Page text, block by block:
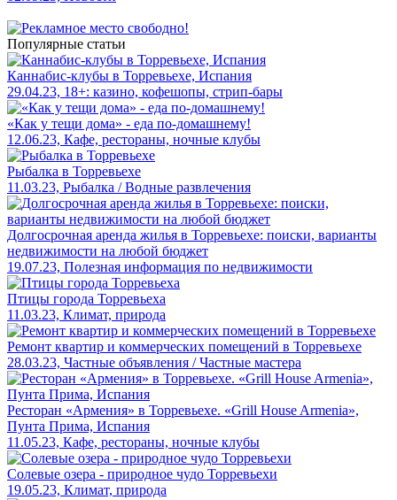
Популярные статьи
Каннабис-клубы в Торревьехе, Испания
29.04.23, 18+: казино, кофешопы, стрип-бары
«Как у тещи дома» - еда по-домашнему!
12.06.23, Кафе, рестораны, ночные клубы
Рыбалка в Торревьехе
11.03.23, Рыбалка / Водные развлечения
Долгосрочная аренда жилья в Торревьехе: поиски, варианты
недвижимости на любой бюджет
19.07.23, Полезная информация по недвижимости
Птицы города Торревьеха
11.03.23, Климат, природа
Ремонт квартир и коммерческих помещений в Торревьехе
28.03.23, Частные объявления / Частные мастера
Ресторан «Армения» в Торревьехе. «Grill House Armenia»,
Пунта Прима, Испания
11.05.23, Кафе, рестораны, ночные клубы
Солевые озера - природное чудо Торревьехи
19.05.23, Климат, природа